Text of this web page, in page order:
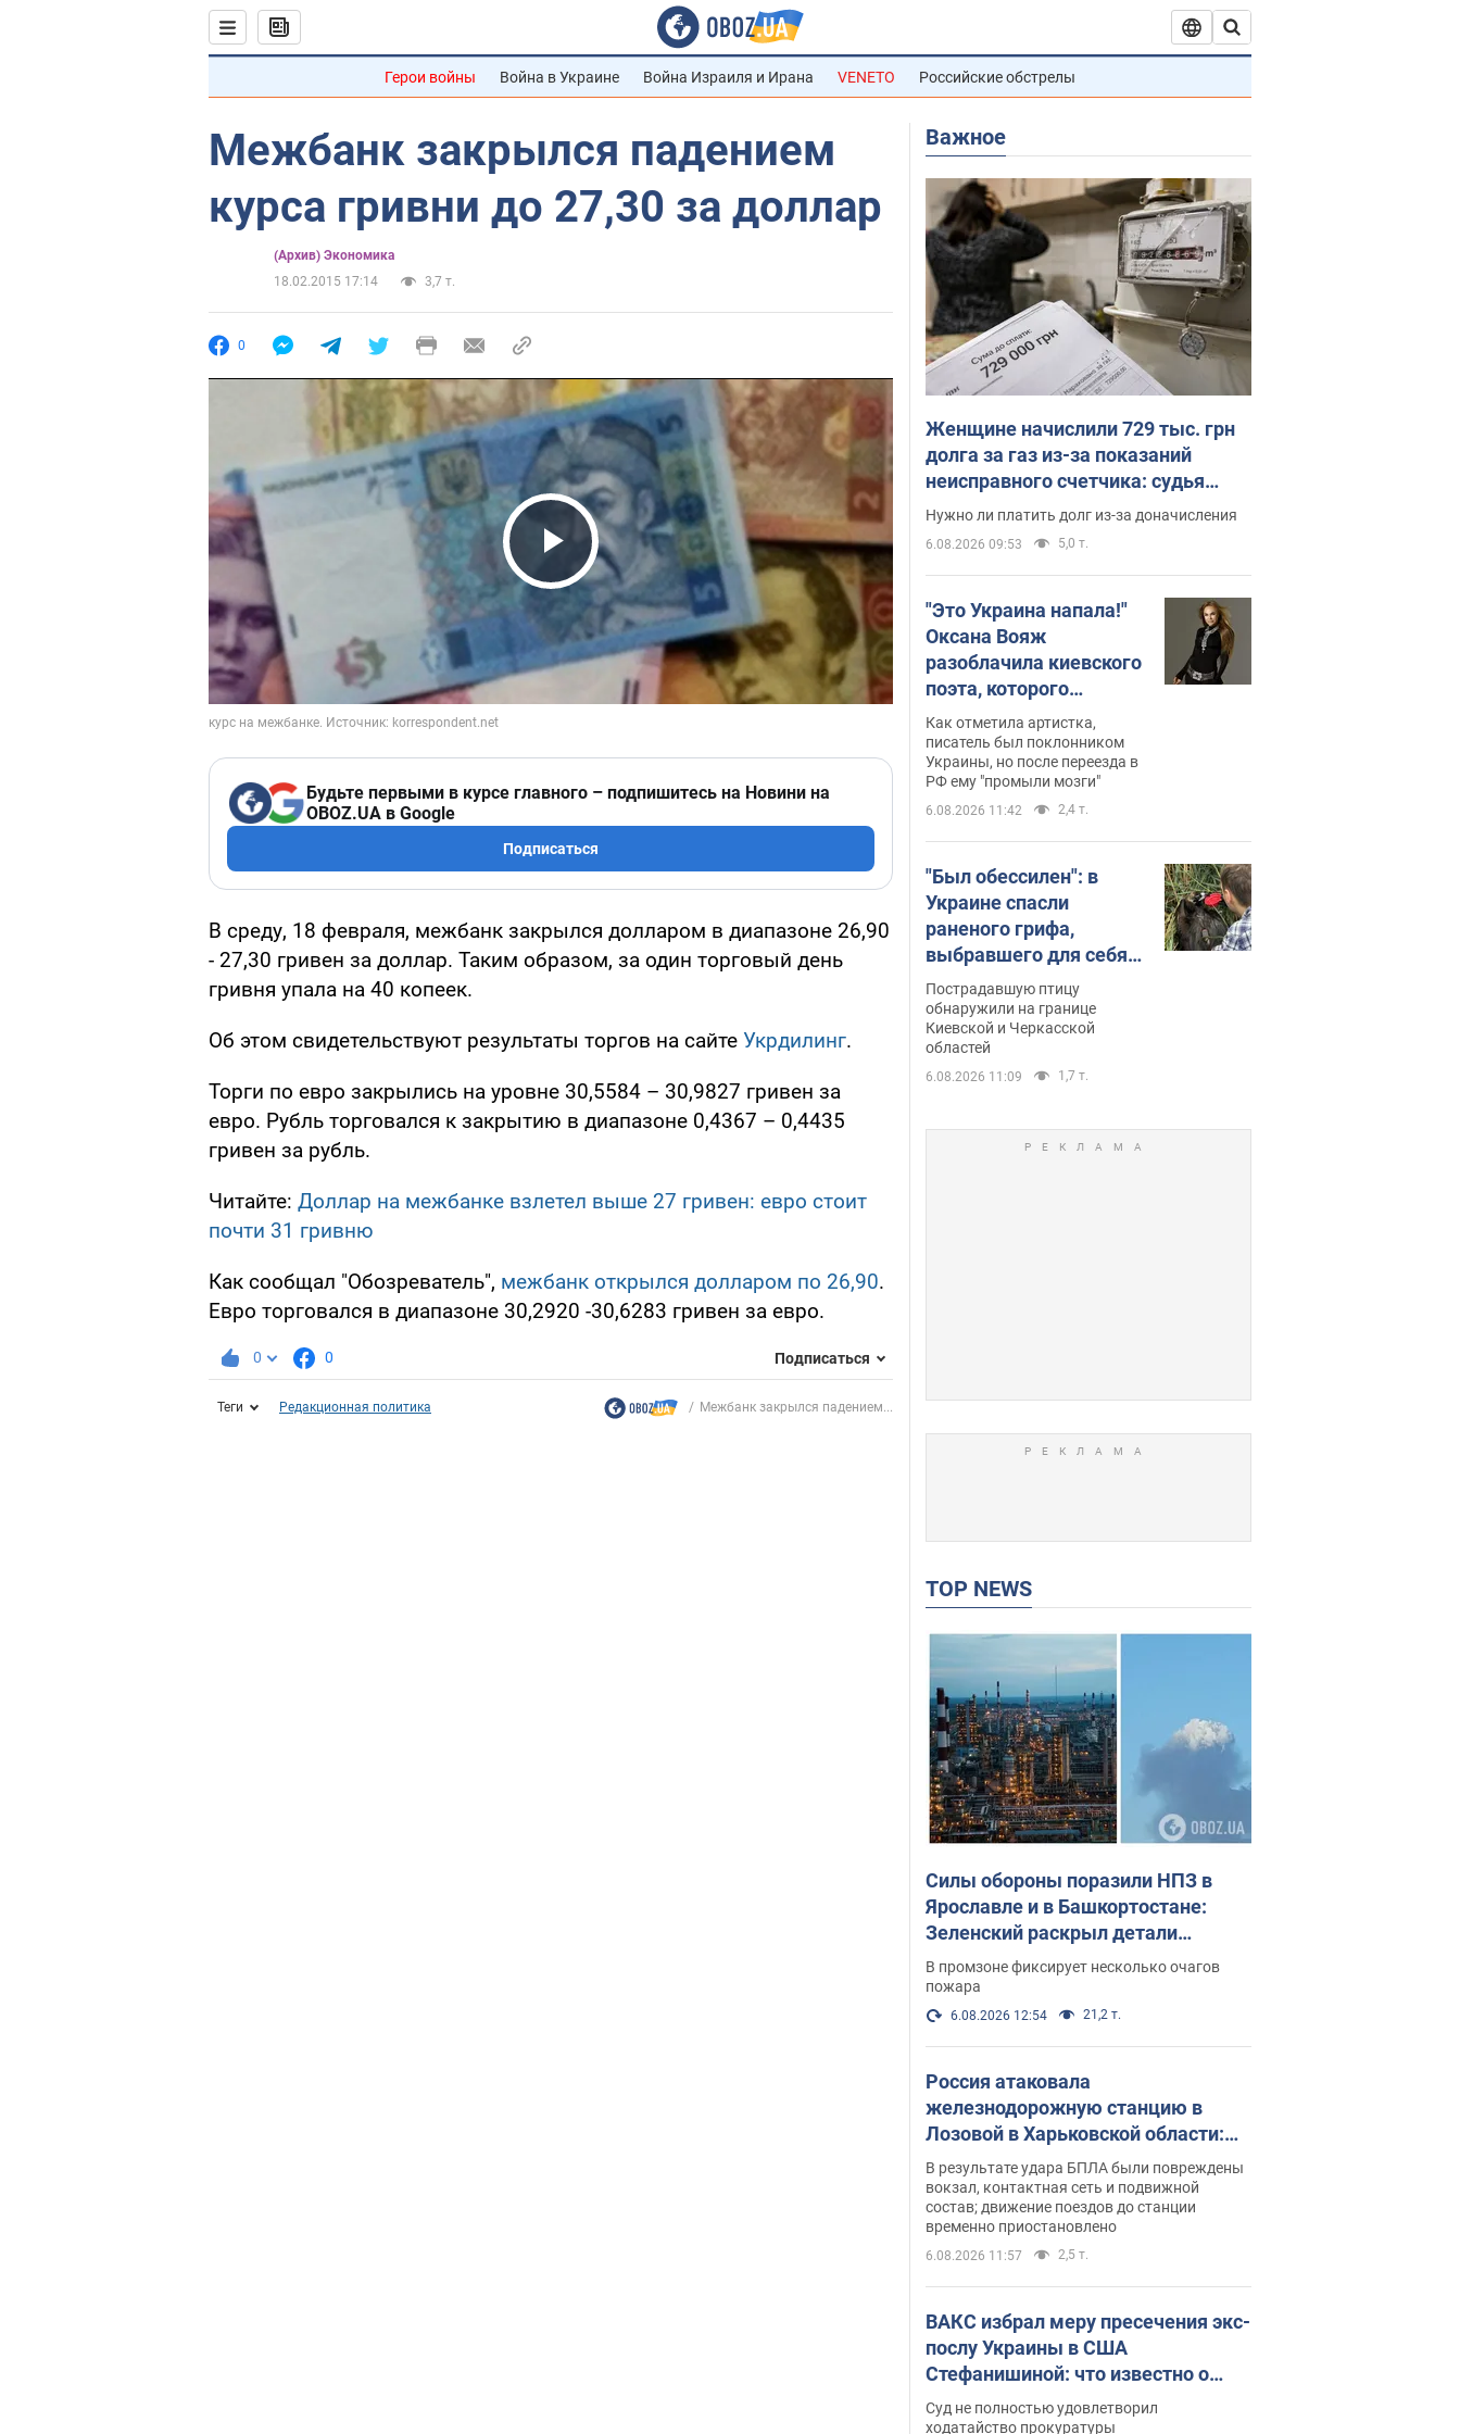
Герои войны Война в Украине Война Израиля и Ирана VENETO Российские обстрелы
Межбанк закрылся падением
курса гривни до 27,30 за доллар
(Архив) Экономика
18.02.2015 17:14
3,7 т.
0
Play Video
Будьте первыми в курсе главного – подпишитесь на Новини на
OBOZ.UA в Google
Подписаться
В среду, 18 февраля, межбанк закрылся долларом в диапазоне 26,90
- 27,30 гривен за доллар. Таким образом, за один торговый день
гривня упала на 40 копеек.
Об этом свидетельствуют результаты торгов на сайте Укрдилинг.
Торги по евро закрылись на уровне 30,5584 – 30,9827 гривен за
евро. Рубль торговался к закрытию в диапазоне 0,4367 – 0,4435
гривен за рубль.
Читайте: Доллар на межбанке взлетел выше 27 гривен: евро стоит
почти 31 гривню
Как сообщал "Обозреватель", межбанк открылся долларом по 26,90.
Евро торговался в диапазоне 30,2920 -30,6283 гривен за евро.
0 0 Подписаться
Теги Редакционная политика Межбанк закрылся падением...
Важное
Женщине начислили 729 тыс. грн
долга за газ из-за показаний
неисправного счетчика: судья
вынес неожиданное решение
Нужно ли платить долг из-за доначисления
6.08.2026 09:53 5,0 т.
"Это Украина напала!"
Оксана Вояж
разоблачила киевского
поэта, которого
"зазомбировали": он
даже русского не знал,
а теперь хочет
геноцида украинцев
Как отметила артистка,
писатель был поклонником
Украины, но после переезда в
РФ ему "промыли мозги"
6.08.2026 11:42 2,4 т.
"Был обессилен": в
Украине спасли
раненого грифа,
выбравшего для себя
нетипичный маршрут.
Фото
Пострадавшую птицу
обнаружили на границе
Киевской и Черкасской
областей
6.08.2026 11:09 1,7 т.
TOP NEWS
Силы обороны поразили НПЗ в
Ярославле и в Башкортостане:
Зеленский раскрыл детали
операции. Фото и видео
В промзоне фиксирует несколько очагов
пожара
6.08.2026 12:54 21,2 т.
Россия атаковала
железнодорожную станцию в
Лозовой в Харьковской области:
есть погибшие и раненые
В результате удара БПЛА были повреждены
вокзал, контактная сеть и подвижной
состав; движение поездов до станции
временно приостановлено
6.08.2026 11:57 2,5 т.
ВАКС избрал меру пресечения экс-
послу Украины в США
Стефанишиной: что известно о
деле
Суд не полностью удовлетворил
ходатайство прокуратуры